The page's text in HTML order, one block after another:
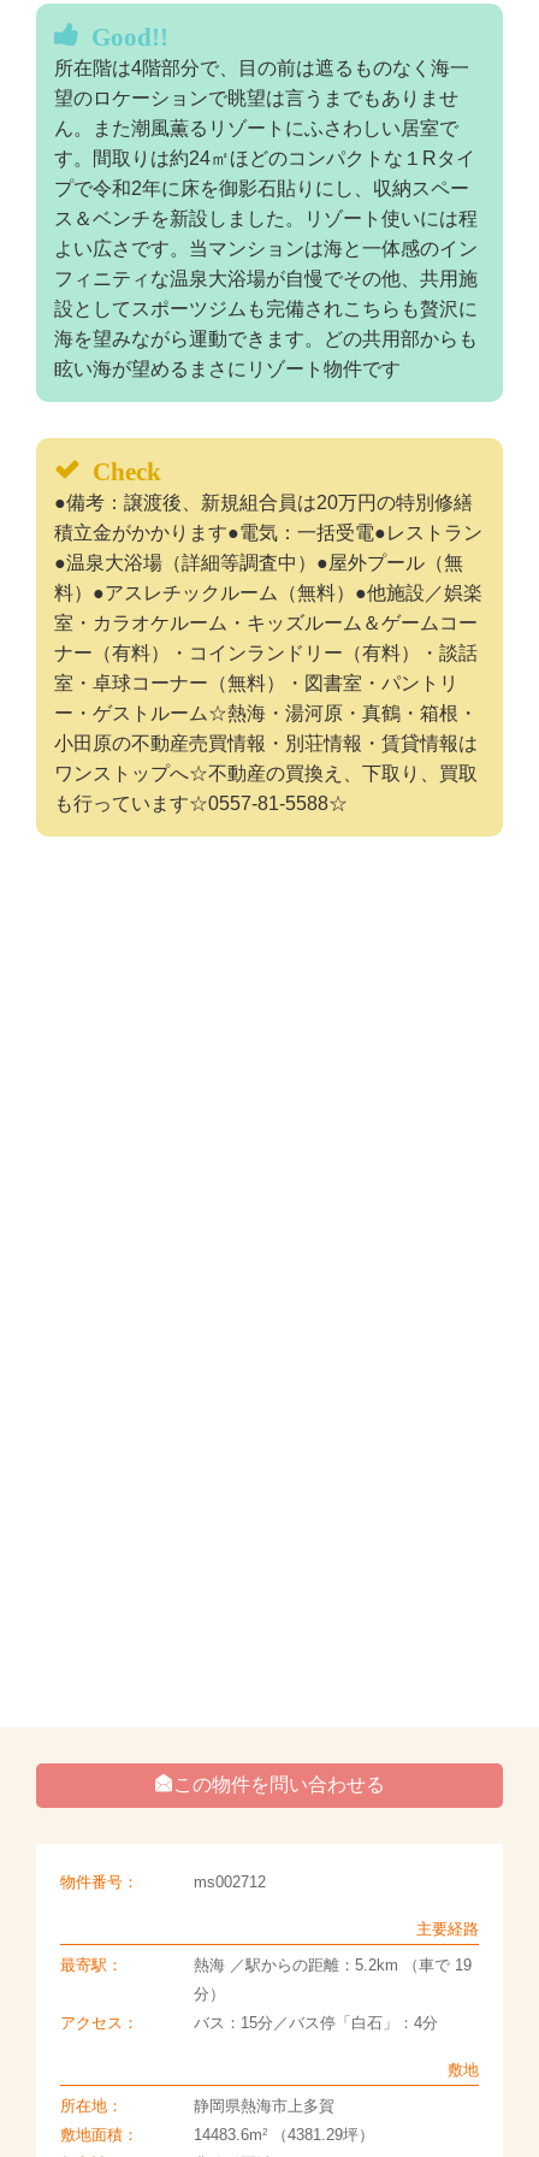
Good!!
所在階は4階部分で、目の前は遮るものなく海一
望のロケーションで眺望は言うまでもありませ
ん。また潮風薫るリゾートにふさわしい居室で
す。間取りは約24㎡ほどのコンパクトな１Rタイ
プで令和2年に床を御影石貼りにし、収納スペー
ス＆ベンチを新設しました。リゾート使いには程
よい広さです。当マンションは海と一体感のイン
フィニティな温泉大浴場が自慢でその他、共用施
設としてスポーツジムも完備されこちらも贅沢に
海を望みながら運動できます。どの共用部からも
眩い海が望めるまさにリゾート物件です
Check
●備考：譲渡後、新規組合員は20万円の特別修繕
積立金がかかります●電気：一括受電●レストラン
●温泉大浴場（詳細等調査中）●屋外プール（無
料）●アスレチックルーム（無料）●他施設／娯楽
室・カラオケルーム・キッズルーム＆ゲームコー
ナー（有料）・コインランドリー（有料）・談話
室・卓球コーナー（無料）・図書室・パントリ
ー・ゲストルーム☆熱海・湯河原・真鶴・箱根・
小田原の不動産売買情報・別荘情報・賃貸情報は
ワンストップへ☆不動産の買換え、下取り、買取
も行っています☆0557-81-5588☆
この物件を問い合わせる
物件番号： ms002712
主要経路
最寄駅：
熱海 ／駅からの距離：5.2km （車で 19
分）
アクセス：
バス：15分／バス停「白石」：4分
敷地
所在地：
静岡県熱海市上多賀
敷地面積：
14483.6m2（4381.29坪）